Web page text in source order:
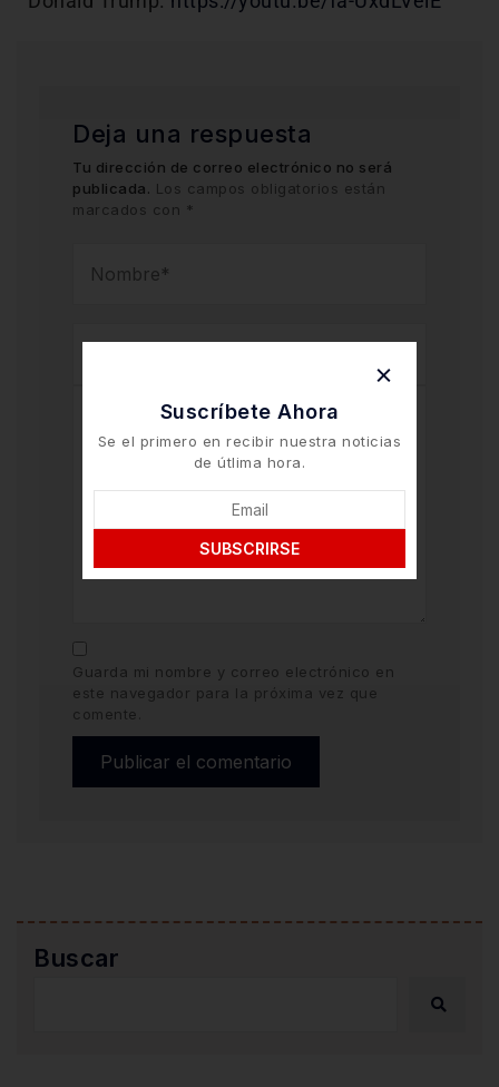
Deja una respuesta
Tu dirección de correo electrónico no será
publicada. Los campos obligatorios están
marcados con *
Guarda mi nombre y correo electrónico en
este navegador para la próxima vez que
comente.
Buscar
Suscríbete Ahora
Se el primero en recibir nuestra noticias
de útlima hora.
SUBSCRIRSE